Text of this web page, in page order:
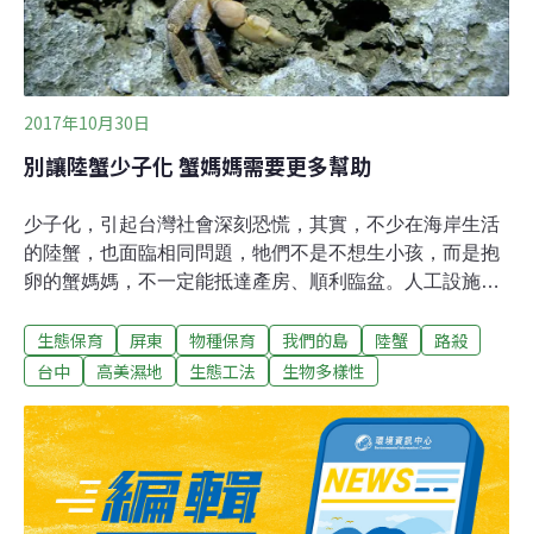
不一的動物躲貓貓的基地。你若去抓過蝦一定看過，謹慎
的溪蝦們一有顧慮就往石縫退。大的、小的魚蝦蟹們，就
在這迷宮裡互相捕食躲藏沒有絕對輸贏，而保有多樣的生
物
2017年10月30日
別讓陸蟹少子化 蟹媽媽需要更多幫助
少子化，引起台灣社會深刻恐慌，其實，不少在海岸生活
的陸蟹，也面臨相同問題，牠們不是不想生小孩，而是抱
卵的蟹媽媽，不一定能抵達產房、順利臨盆。人工設施的
有一些人在想辦法…迎著月光灑落的光芒，有一股力量，
催促著陸蟹媽媽，往海邊走去。生命最美的時刻，發生在
容易的。牠們的家被台26線公路劃開，想傳宗接代，不但
要穿越寬闊的四線車道、還要避開疾行車輛。海邊，對牠
們來說，很可能是永遠到不了的彼岸，路殺最嚴重的路
段，位在屏東墾丁香蕉灣。長期研究陸蟹的劉烘昌老師發
生態保育 屏東 物種保育 我們的島 陸蟹
路殺
台中
高美濕地 生態工法 生物多樣性